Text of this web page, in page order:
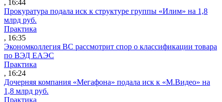
, 16:44
Прокуратура подала иск к структуре группы «Илим» на 1,8
млрд руб.
Практика
, 16:35
Экономколлегия ВС рассмотрит спор о классификации товара
по ВЭД ЕАЭС
Практика
, 16:24
Дочерняя компания «Мегафона» подала иск к «М.Видео» на
1,8 млрд руб.
Практика